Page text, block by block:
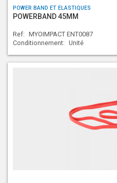
POWER BAND ET ELASTIQUES
POWERBAND 45MM
Ref: MYOIMPACT ENT0087
Conditionnement: Unité